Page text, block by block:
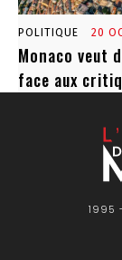
POLITIQUE 20
Monaco veut
face aux
1995